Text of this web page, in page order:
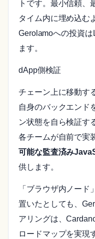
トです。最小信頼、
タイム内に埋め込む
Gerolamoへの投資
ます。
dApp側検証
チェーン上に移動す
自身のバックエンド
ン状態を自ら検証す
各チームが自前で実
可能な監査済み
供します。
「ブラウザ内ノー
置いたとしても、
アリングは、
ロードマップを実現